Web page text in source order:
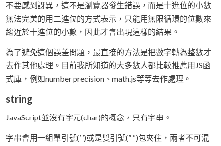
不要感到訝異，這不是瀏覽器發生錯誤，而是十進位的小數
無法完美的用二進位的方式表示，只能用無限循環的位數來
趨近於十進位的小數，因此才會出現這樣的結果。
為了避免這個誤差問題，最直接的方法是把數字轉為整數才
去作其他處理。目前我所知道的大多數人都比較推薦用JS函
式庫，例如number precision、math.js等等去作處理。
string
JavaScript並沒有字元(char)的概念，只有字串。
字串會用一組單引號(’ ’)或是雙引號(” “)包夾住，兩者不可混